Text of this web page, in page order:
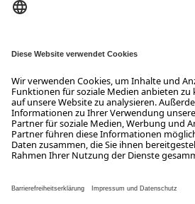
+43 662 6688 0
ÖFFNUNGSZEITEN
Wir freuen uns auf Ihre Anfrage!
Gerne stehen wir Ihnen von Montag bis